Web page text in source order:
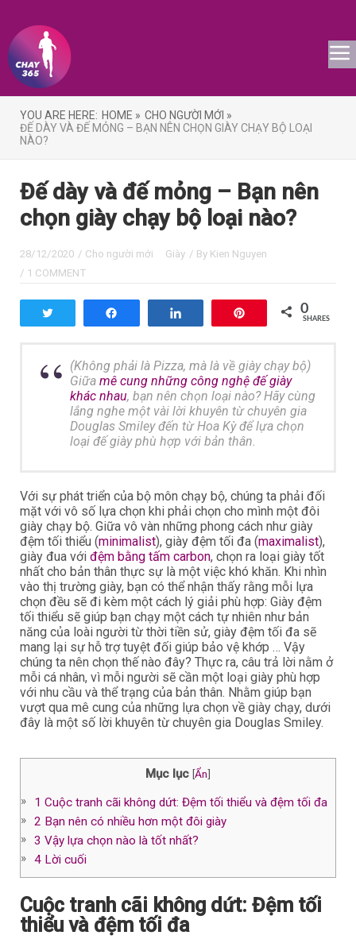
YOU ARE HERE: HOME » CHO NGƯỜI MỚI »
ĐẾ DÀY VÀ ĐẾ MỎNG – BẠN NÊN CHỌN GIÀY CHẠY BỘ LOẠI
NÀO?
Đế dày và đế mỏng – Bạn nên
chọn giày chạy bộ loại nào?
28/12/2020 / Cho người mới Giày / By Kien Nguyen
/ 1 COMMENT
0
SHARES
(Không phải là Pizza, mà là về giày chạy bộ)
Giữa mê cung những công nghệ đế giày
khác nhau, bạn nên chọn loại nào? Hãy cùng
lắng nghe một vài lời khuyên từ chuyên gia
Douglas Smiley đến từ Hoa Kỳ để lựa chọn
loại đế giày phù hợp với bản thân.
Với sự phát triển của bộ môn chạy bộ, chúng ta phải đối
mặt với vô số lựa chọn khi phải chọn cho mình một đôi
giày chạy bộ. Giữa vô vàn những phong cách như giày
đệm tối thiểu (minimalist), giày đệm tối đa (maximalist),
giày đua với đệm bằng tấm carbon, chọn ra loại giày tốt
nhất cho bản thân thực sự là một việc khó khăn. Khi nhìn
vào thị trường giày, bạn có thể nhận thấy rằng mỗi lựa
chọn đều sẽ đi kèm một cách lý giải phù hợp: Giày đệm
tối thiểu sẽ giúp bạn chạy một cách tự nhiên như bản
năng của loài người từ thời tiền sử, giày đệm tối đa sẽ
mang lại sự hỗ trợ tuyệt đối giúp bảo vệ khớp … Vậy
chúng ta nên chọn thế nào đây? Thực ra, câu trả lời nằm ở
mỗi cá nhân, vì mỗi người sẽ cần một loại giày phù hợp
với nhu cầu và thể trạng của bản thân. Nhằm giúp bạn
vượt qua mê cung của những lựa chọn về giày chạy, dưới
đây là một số lời khuyên từ chuyên gia Douglas Smiley.
Mục lục [Ẩn]
1 Cuộc tranh cãi không dứt: Đệm tối thiểu và đệm tối đa
2 Bạn nên có nhiều hơn một đôi giày
3 Vậy lựa chọn nào là tốt nhất?
4 Lời cuối
Cuộc tranh cãi không dứt: Đệm tối
thiểu và đệm tối đa